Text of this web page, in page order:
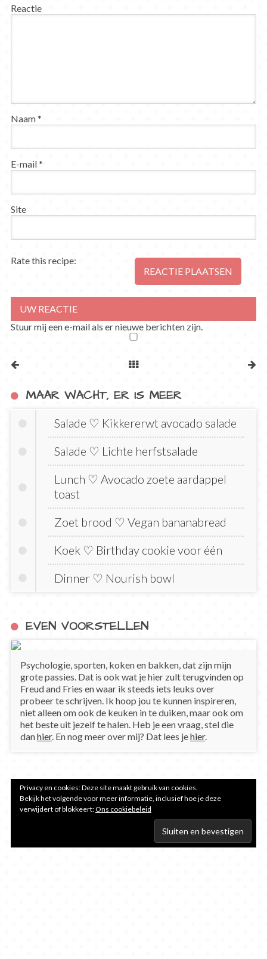
Reactie
Naam*
E-mail*
Site
Rate this recipe:
Stuur mij een e-mail als er nieuwe berichten zijn.
MAAR WACHT, ER IS MEER
Salade ♡ Kikkererwt avocado salade
Salade ♡ Lichte herfstsalade
Lunch ♡ Avocado zoete aardappel
toast
Zoet brood ♡ Vegan bananabread
Koek ♡ Birthday cookie voor één
Dinner ♡ Nourish bowl
EVEN VOORSTELLEN
Psychologie, sporten, koken en bakken, dat zijn mijn
grote passies. Dat is ook wat je hier zult terugvinden op
Freud and Fries en waar ik steeds iets leuks over
probeer te schrijven. Ik hoop jou te kunnen inspireren,
niet alleen om ook de keuken in te duiken, maar ook om
het beste uit jezelf te halen. Heb je een vraag, stel die
danhier. En nog meer over mij? Dat lees jehier.
Privacy en cookies: Deze site maakt gebruik van cookies.
Bekijk het volgende voor meer informatie, inclusief hoe je deze
verwijdert of blokkeert:Ons cookiebeleid